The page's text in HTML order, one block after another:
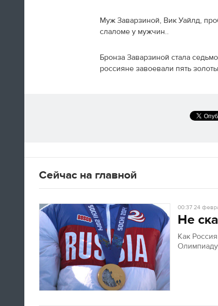
Юлия Липницкая
Только сейчас посмотрел
церемонию закрытия! Наверно,
лучшая церемония за историю
ОИ! Главное, не просто красиво,
а нереально эмоционально!
Алексей Ягудин
14:34
Муж Заварзиной, Вик Уайлд,
слаломе у мужчин..
Бронза Заварзиной стала
россияне завоевали пять
Сейчас на главной
00:3724
Не
Как